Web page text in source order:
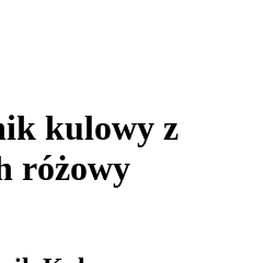
kulowy z
różowy